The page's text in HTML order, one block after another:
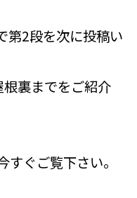
第2段を次に投稿い
裏までをご紹介
ぐご覧下さい。